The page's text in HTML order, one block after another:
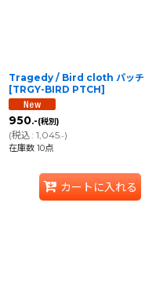
Tragedy / Bird cloth パッチ
[TRGY-BIRD PTCH]
950.-(税別)
(税込: 1,045.-)
在庫数 10点
カートに入れる